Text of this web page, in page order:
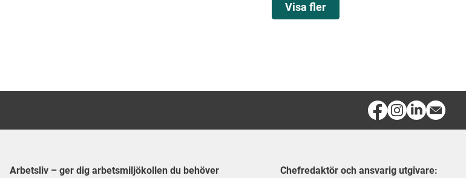
Visa fler
Arbetsliv – ger dig arbetsmiljökollen du behöver Chefredaktör och ansvarig utgivare: